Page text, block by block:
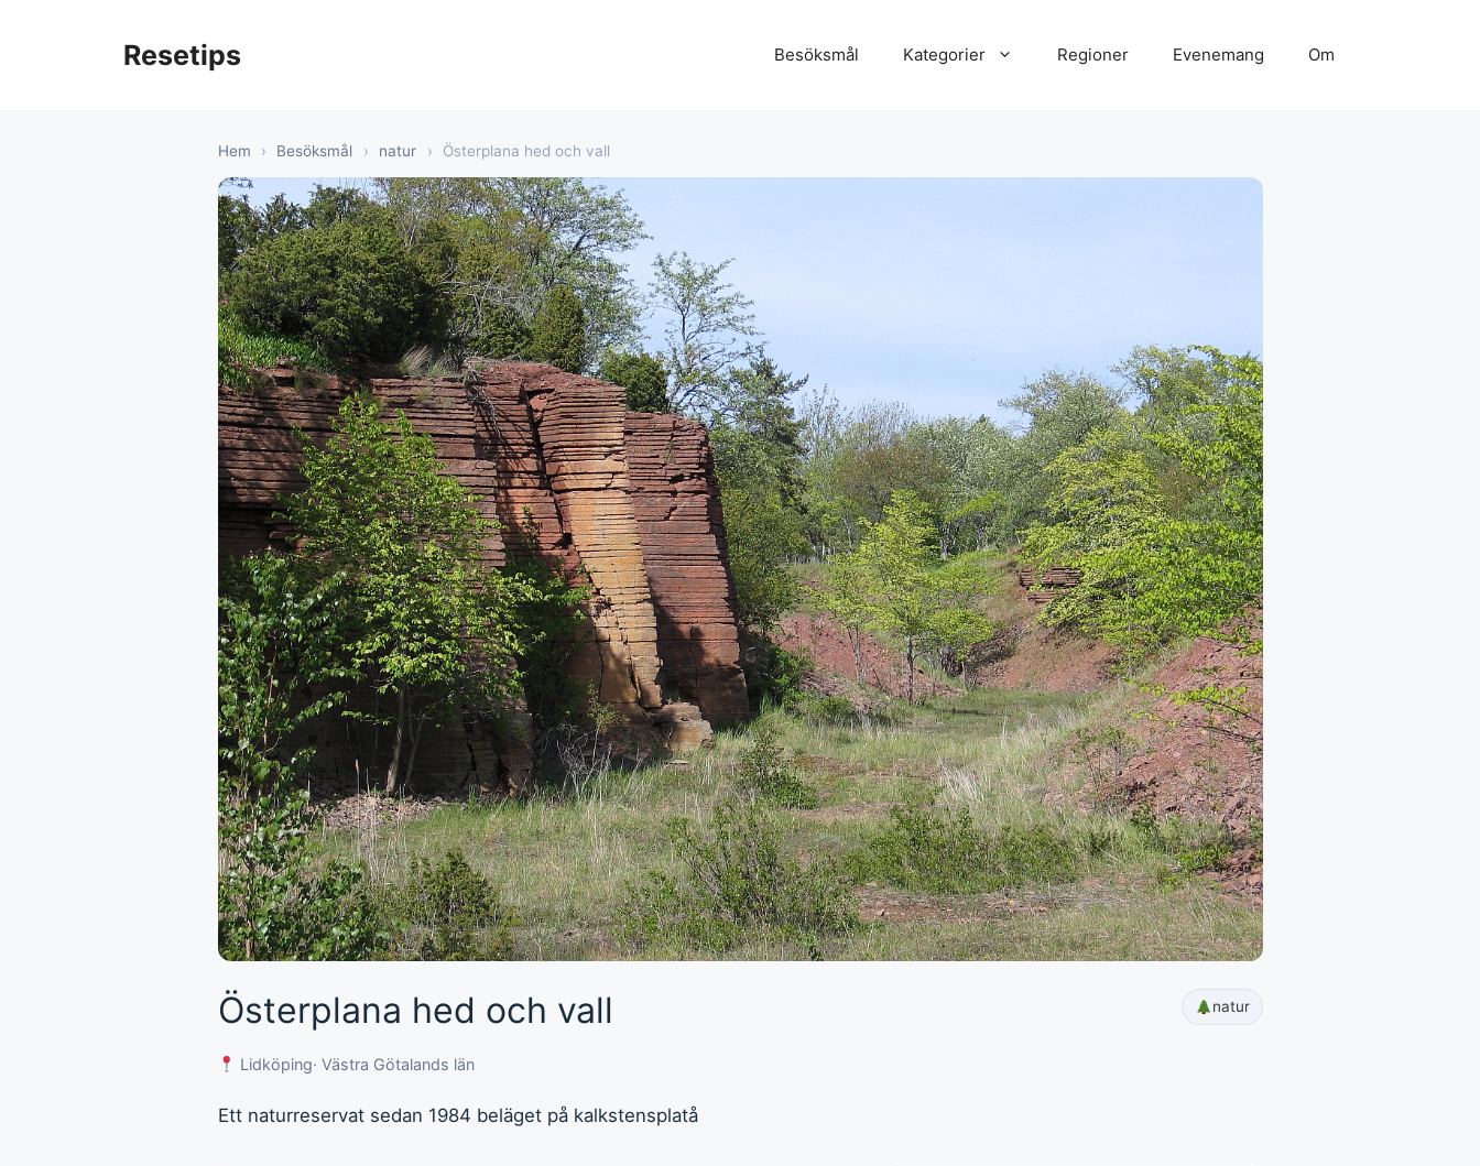
Resetips Besöksmål Kategorier Regioner Evenemang Om
Hem › Besöksmål › natur › Österplana hed och vall
Österplana hed och vall natur
Lidköping· Västra Götalands län
Ett naturreservat sedan 1984 beläget på kalkstensplatå